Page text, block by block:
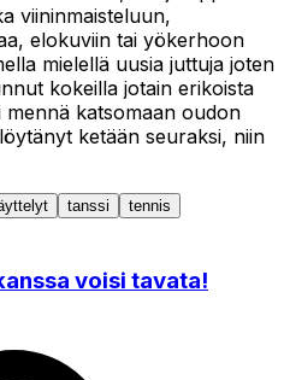
viininmaisteluun,
elokuviin tai yökerhoon
mielellä uusia juttuja joten
kokeilla jotain erikoista
mennä katsomaan oudon
ketään seuraksi, niin
tanssi
tennis
voisi tavata!